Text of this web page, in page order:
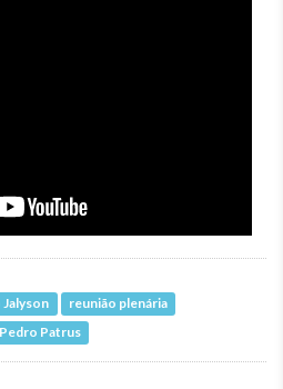
reunião plenária
Pedro Patrus